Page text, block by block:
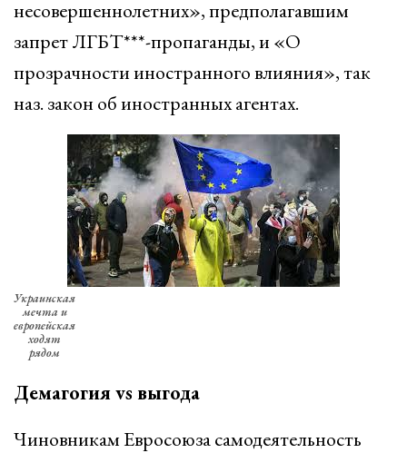
несовершеннолетних», предполагавшим
запрет ЛГБТ***-пропаганды, и «О
прозрачности иностранного влияния», так
наз. закон об иностранных агентах.
Украинская
мечта и
европейская
ходят
рядом
Демагогия vs выгода
Чиновникам Евросоюза самодеятельность